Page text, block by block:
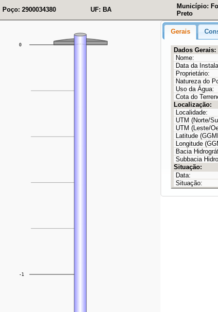
Poço: 2900034380 UF: BA
Município:
Preto
Gerais
Dados Gerais:
Nome:
Data da
Proprietário:
Natureza do
Uso da Água:
Cota do
Localização:
Localidade:
UTM (Norte/
UTM (Leste/
Latitude
Longitude
Bacia
Subbacia
Situação:
Data:
Situação: